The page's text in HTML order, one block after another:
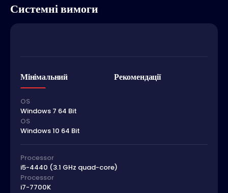
Системні вимоги
Мінімальний Рекомендації
OS
Windows 7 64 Bit
OS
Windows 10 64 Bit
Processor
i5-4440 (3.1 GHz quad-core)
Processor
i7-7700K